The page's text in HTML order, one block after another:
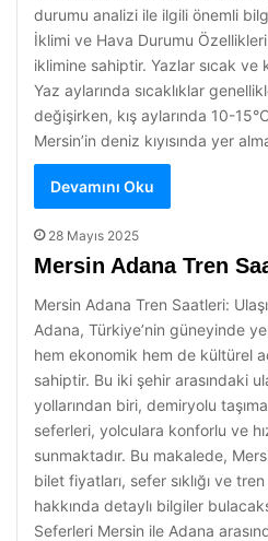
durumu analizi ile ilgili önemli
İklimi ve Hava Durumu
iklimine sahiptir. Yazlar sıcak ve
Yaz aylarında sıcaklıklar
değişirken, kış aylarında 10-
Mersin’in deniz kıyısında yer
Devamını Oku
28 Mayıs 2025
Mersin Adana Tren
Mersin Adana Tren Saatleri:
Adana, Türkiye’nin güneyinde
hem ekonomik hem de kültürel
sahiptir. Bu iki şehir arasındaki
yollarından biri, demiryolu
seferleri, yolculara konforlu ve
sunmaktadır. Bu makalede,
bilet fiyatları, sefer sıklığı ve
hakkında detaylı bilgiler
Seferleri Mersin ile Adana